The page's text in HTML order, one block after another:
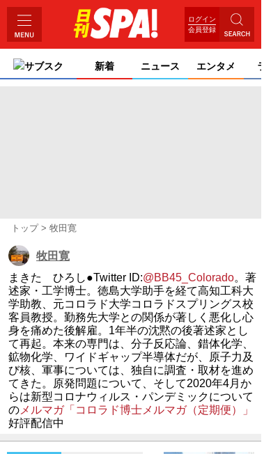
ログイン
会員登録
サブスク 新着 ニュース エンタメ
トップ 牧田寛
牧田寛
まきた ひろし●Twitter ID:@BB45_Colorado。著
述家・工学博士。徳島大学助手を経て高知工科大
学助教、元コロラド大学コロラドスプリングス校
客員教授。勤務先大学との関係が著しく悪化し心
身を痛めた後解雇。1年半の沈黙の後著述家とし
て再起。本来の専門は、分子反応論、錯体化学、
鉱物化学、ワイドギャップ半導体だが、原子力及
び核、軍事については、独自に調査・取材を進め
てきた。原発問題について、そして2020年4月か
らは新型コロナウィルス・パンデミックについて
の メルマガ「コロラド博士メルマガ（定期便）」
好評配信中